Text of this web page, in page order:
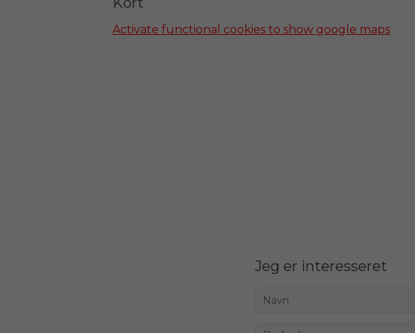
Activate functional cookies to show google maps
Jeg er interesseret